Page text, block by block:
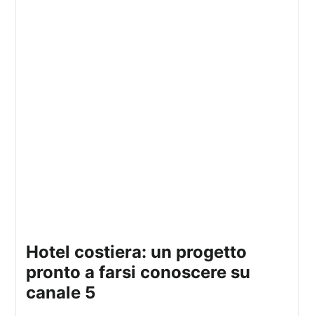
hotel costiera: un progetto
pronto a farsi conoscere su
canale 5